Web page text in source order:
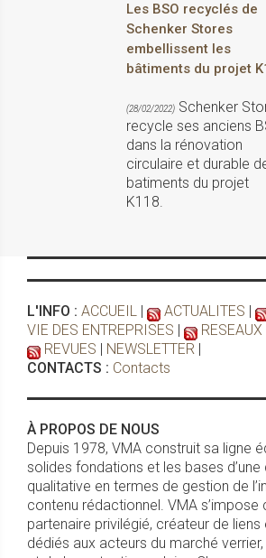
Les BSO recyclés de
Schenker Stores
embellissent les
bâtiments du projet
(28/02/2022) Schenker
recycle ses anciens
dans la rénovation
circulaire et durable
batiments du projet
K118.
L'INFO : ACCUEIL ACTUALITES
VIE DES ENTREPRISES
RESEAUX
REVUES
NEWSLETTER
CONTACTS : Contacts
À PROPOS DE NOUS
Depuis 1978, VMA construit sa ligne
solides fondations et les bases
qualitative en termes de gestion de
contenu rédactionnel. VMA s’impose
partenaire privilégié, créateur de
dédiés aux acteurs du marché